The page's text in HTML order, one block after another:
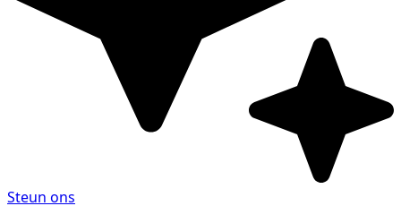
Steun ons